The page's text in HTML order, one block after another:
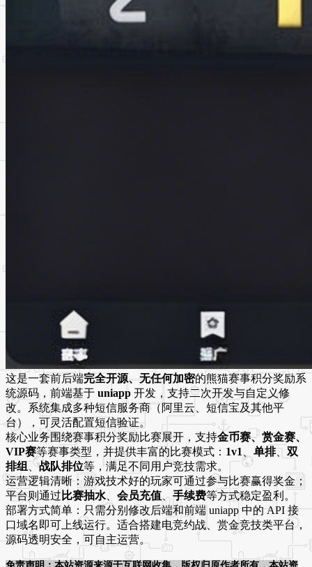
这是一套前后端完全开源、无任何加密的熊猫赛事积分奖励系
统源码，前端基于 uniapp 开发，支持二次开发与自定义修
改。系统集成多种短信服务商（阿里云、短信宝及其他平
台），可灵活配置短信验证。
核心业务围绕赛事积分奖励比赛展开，支持金币赛、赏金赛、
VIP赛等赛事类型，并提供丰富的比赛模式： 1v1 单排、 双
排组 、战队排位等，满足不同用户竞技需求。
运营逻辑清晰：游戏技术好的玩家可通过参与比赛赢得奖金；
平台则通过 比赛抽水 会员充值、 手续费等方式稳定盈利。
部署方式简单：只需分别修改后端和前端 uniapp 中的 API 接
口域名即可上线运行。适合搭建电竞约战、赏金竞技类平台，
源码透明安全，可自主运营。